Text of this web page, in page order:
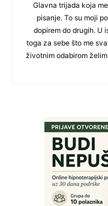
Glavna trijada koja
pisanje. To su moji
dopirem do drugih. U
toga za sebe što me
životnim odabirom